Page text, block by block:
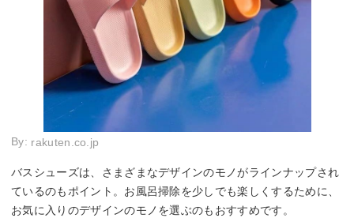
By: rakuten.co.jp
バスシューズは、さまざまなデザインのモノがラインナップされ
ているのもポイント。お風呂掃除を少しでも楽しくするために、
お気に入りのデザインのモノを選ぶのもおすすめです。